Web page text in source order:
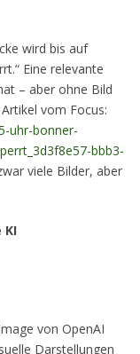
wird bis auf
Eine relevante
– aber ohne Bild
vom Focus:
uhr-bonner-
bbb3-
viele Bilder, aber
KI
von OpenAI
Darstellungen